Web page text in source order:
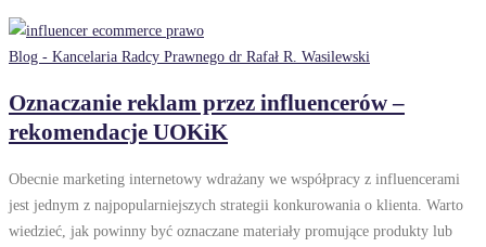
Blog - Kancelaria Radcy Prawnego dr Rafał R. Wasilewski
Oznaczanie reklam przez influencerów –
rekomendacje UOKiK
Obecnie marketing internetowy wdrażany we współpracy z influencerami
jest jednym z najpopularniejszych strategii konkurowania o klienta. Warto
wiedzieć, jak powinny być oznaczane materiały promujące produkty lub